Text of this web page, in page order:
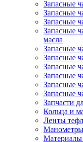
Запасные
Запасные
Запасные
Запасные
масла
Запасные
Запасные
Запасные
Запасные
Запасные
Запасные
Запчасти
Кольца и
Ленты
Манометры